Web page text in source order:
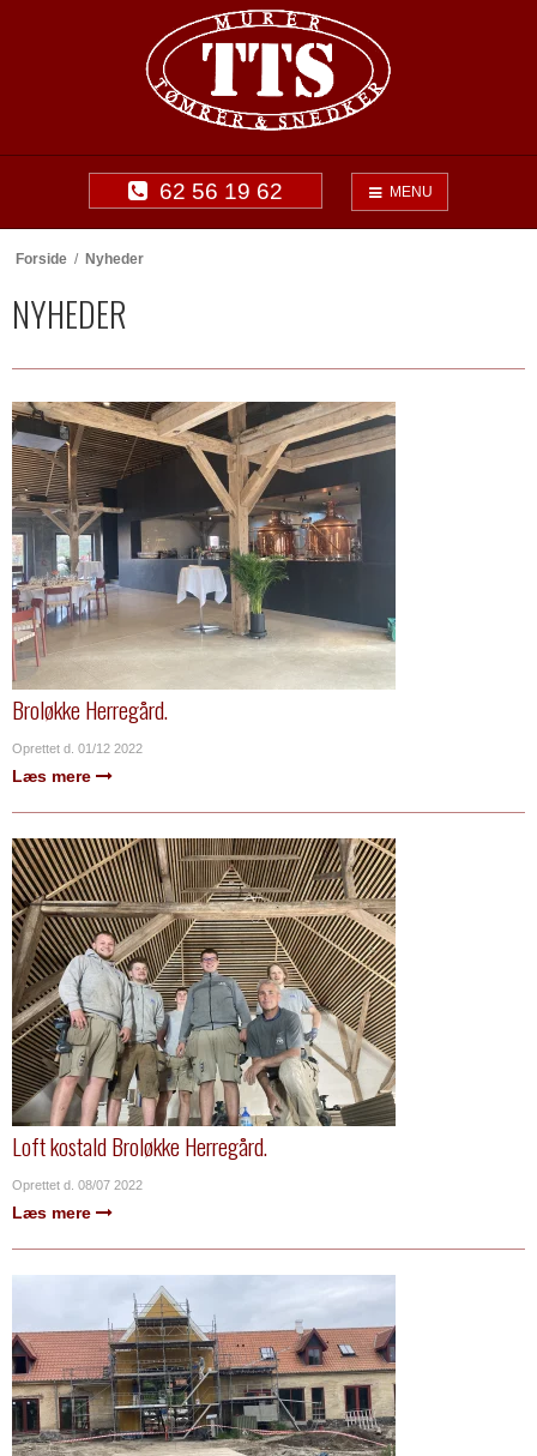
62 56 19 62 MENU
Forside / Nyheder
NYHEDER
Broløkke Herregård.
Oprettet d. 01/12 2022
Læs mere
Loft kostald Broløkke Herregård.
Oprettet d. 08/07 2022
Læs mere